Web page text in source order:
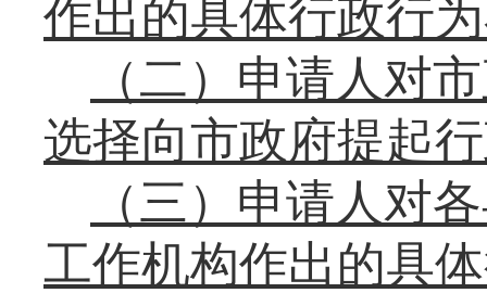
作出的具体行政行
（二）申请人对
选择向市政府提起
（三）申请人对
工作机构作出的具